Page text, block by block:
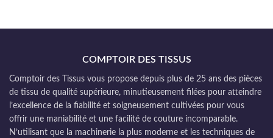
COMPTOIR DES TISSUS
Comptoir des Tissus vous propose depuis plus de 25 ans des pièces
de tissu de qualité supérieure, minutieusement filées pour atteindre
l’excellence de la fiabilité et soigneusement cultivées pour vous
offrir une maniabilité et une facilité de couture incomparable.
N’utilisant que la machinerie la plus moderne et les techniques de